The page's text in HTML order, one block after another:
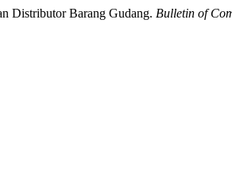
Distributor Barang Gudang. Bulletin of